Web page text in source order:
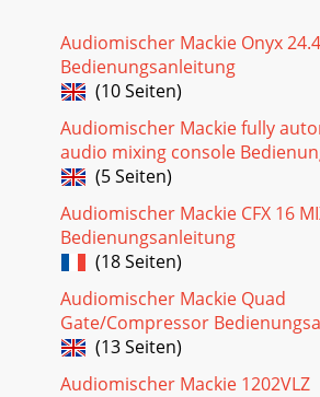
Audiomischer Mackie Onyx
Bedienungsanleitung
(10 Seiten)
Audiomischer Mackie fully
audio mixing console
(5 Seiten)
Audiomischer Mackie CFX 16
Bedienungsanleitung
(18 Seiten)
Audiomischer Mackie Quad
Gate/Compressor
(13 Seiten)
Audiomischer Mackie 1202VLZ